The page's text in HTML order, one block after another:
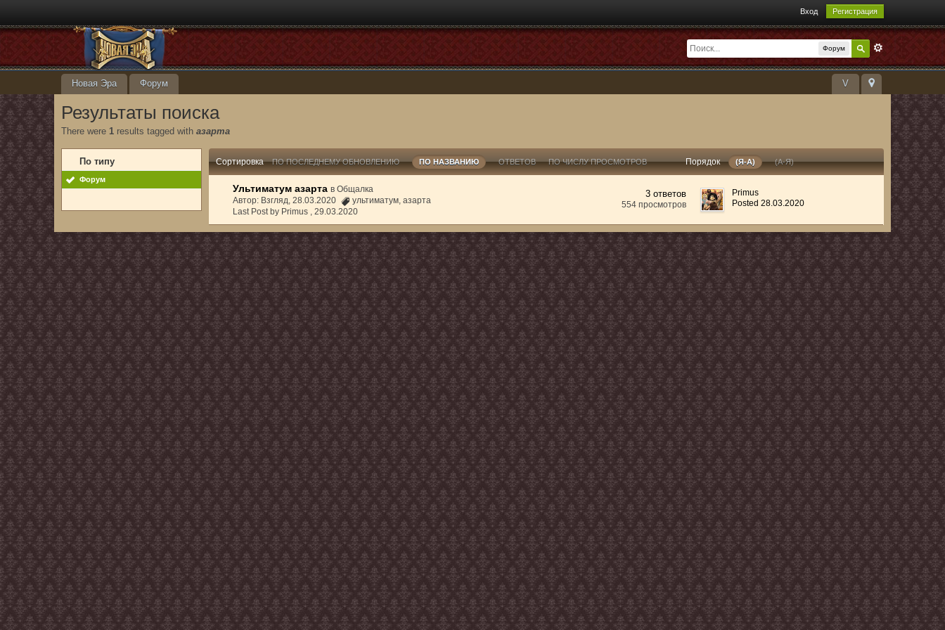
Вход Регистрация
Форум
V
Новая Эра Форум
Результаты поиска
There were 1 results tagged withазарта
По типу
Форум
Сортировка ПО ПОСЛЕДНЕМУ ОБНОВЛЕНИЮ ПО НАЗВАНИЮ ОТВЕТОВ ПО ЧИСЛУ ПРОСМОТРОВ Порядок (Я-А) (А-Я)
Ультиматум азарта вОбщалка
Автор: Взгляд, 28.03.2020
ультиматум,азарта
Last Post by Primus ,29.03.2020
3 ответов
554 просмотров
Primus
Posted 28.03.2020